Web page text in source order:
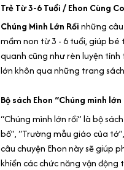
Trẻ Từ 3-6 Tuổi / Ehon Cùng
Chúng Mình Lớn Rồinhững
mầm non từ 3 - 6 tuổi, giúp
quanh cũng như rèn luyện
lớn khôn qua những trang
Bộ sách Ehon “Chúng mình
“Chúng mình lớn rồi” là bộ
bố”, “Trường mẫu giáo của
câu chuyện Ehon này sẽ giúp
khiển các chức năng vận